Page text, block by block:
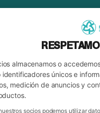
almacenamos o
únicos e
medición de anuncios y
socios podemos utilizar